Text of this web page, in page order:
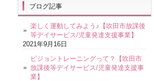
ブログ記事
楽しく運動してみよう♪【吹田市放課後
等デイサービス/児童発達支援事業】
2021年9月16日
ビジョントレーニングって？【吹田市
放課後等デイサービス/児童発達支援事
業】